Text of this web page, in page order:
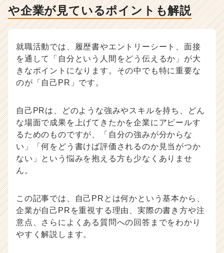
考
対
活
ノ
ウ
ハ
事
|
ベ
ン
チ
ャ
長
企
業
か
ら
や企業が見ているポイントも解説
就職活動では、履歴書やエントリーシート、面接
を通して「自分という人間をどう伝えるか」が大
きなポイントになります。その中でも特に重要な
のが「自己PR」です。
自己PRは、どのような強みやスキルを持ち、どん
な場面で成果を上げてきたかを企業にアピールす
るためのものですが、「自分の強みが分からな
い」「何をどう書けば評価されるのか見当がつか
ない」という悩みを抱える方も少なくありませ
ん。
この記事では、自己PRとは何かという基本から、
企業が自己PRを重視する理由、実際の書き方や注
意点、さらによくある質問への回答までをわかり
やすく解説します。